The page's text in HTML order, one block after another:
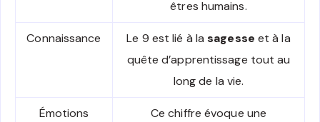
êtres humains.
Connaissance Le 9 est lié à lasagesse et à la
quête d’apprentissage tout au
long de la vie.
Émotions
Ce chiffre évoque une